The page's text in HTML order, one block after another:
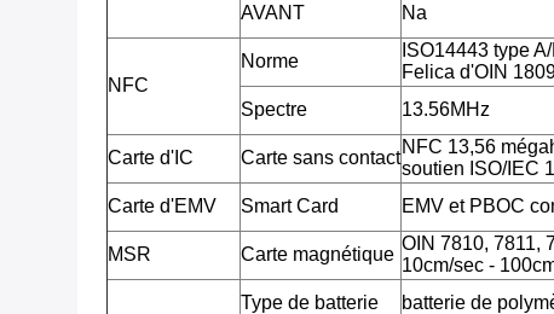
AVANT
Na
NFC
Norme
ISO14443 type
Felica d'OIN
Spectre
13.56MHz
Carte d'IC Carte sans contact
NFC 13,56
soutien ISO/IEC
Carte d'EMV
Smart Card EMV et PBOC
MSR Carte magnétique
OIN 7810, 7811,
10cm/sec -
Type de batterie batterie de